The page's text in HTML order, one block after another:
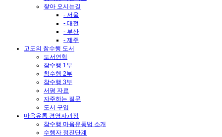
찾아 오시는길
- 서울
- 대전
- 부산
- 제주
고도의 참수행 도서
도서연혁
참수행 1부
참수행 2부
참수행 3부
서평 자료
자주하는 질문
도서 구입
마음유통 경영자과정
참수행 마음유통법 소개
수행자 정진단계